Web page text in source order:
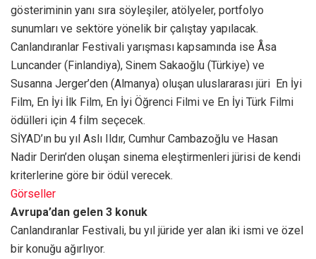
gösteriminin yanı sıra söyleşiler, atölyeler, portfolyo
sunumları ve sektöre yönelik bir çalıştay yapılacak.
Canlandıranlar Festivali yarışması kapsamında ise Åsa
Luncander (Finlandiya), Sinem Sakaoğlu (Türkiye) ve
Susanna Jerger’den (Almanya) oluşan uluslararası jüri En İyi
Film, En İyi İlk Film, En İyi Öğrenci Filmi ve En İyi Türk Filmi
ödülleri için 4 film seçecek.
SİYAD’ın bu yıl Aslı Ildır, Cumhur Cambazoğlu ve Hasan
Nadir Derin’den oluşan sinema eleştirmenleri jürisi de kendi
kriterlerine göre bir ödül verecek.
Görseller
Avrupa’dan gelen 3 konuk
Canlandıranlar Festivali, bu yıl jüride yer alan iki ismi ve özel
bir konuğu ağırlıyor.